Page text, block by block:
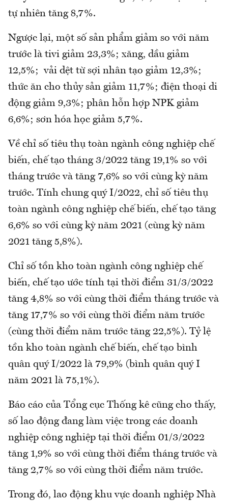
tự nhiên tăng 8,7%.
Ngược lại, một số sản phẩm giảm so với năm
trước là tivi giảm 23,3%; xăng, dầu giảm
12,5%; vải dệt từ sợi nhân tạo giảm 12,3%;
thức ăn cho thủy sản giảm 11,7%; điện thoại di
động giảm 9,3%; phân hỗn hợp NPK giảm
6,6%; sơn hóa học giảm 5,7%.
Về chỉ số tiêu thụ toàn ngành công nghiệp chế
biến, chế tạo tháng 3/2022 tăng 19,1% so với
tháng trước và tăng 7,6% so với cùng kỳ năm
trước. Tính chung quý I/2022, chỉ số tiêu thụ
toàn ngành công nghiệp chế biến, chế tạo tăng
6,6% so với cùng kỳ năm 2021 (cùng kỳ năm
2021 tăng 5,8%).
Chỉ số tồn kho toàn ngành công nghiệp chế
biến, chế tạo ước tính tại thời điểm 31/3/2022
tăng 4,8% so với cùng thời điểm tháng trước và
tăng 17,7% so với cùng thời điểm năm trước
(cùng thời điểm năm trước tăng 22,5%). Tỷ lệ
tồn kho toàn ngành chế biến, chế tạo bình
quân quý I/2022 là 79,9% (bình quân quý I
năm 2021 là 75,1%).
Báo cáo của Tổng cục Thống kê cũng cho thấy,
số lao động đang làm việc trong các doanh
nghiệp công nghiệp tại thời điểm 01/3/2022
tăng 1,9% so với cùng thời điểm tháng trước và
tăng 2,7% so với cùng thời điểm năm trước.
Trong đó, lao động khu vực doanh nghiệp Nhà